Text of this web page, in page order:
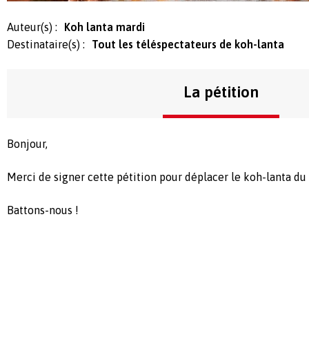
Auteur(s) :
Koh lanta mardi
Destinataire(s) :
Tout les téléspectateurs de koh-lanta
La pétition
Bonjour,
Merci de signer cette pétition pour déplacer le koh-lanta du
Battons-nous !